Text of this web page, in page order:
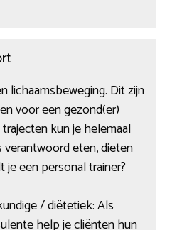
lichaamsbeweging. Dit zijn
voor een gezond(er)
kun je helemaal
verantwoord eten, diëten
een personal trainer?
/ diëtetiek: Als
help je cliënten hun